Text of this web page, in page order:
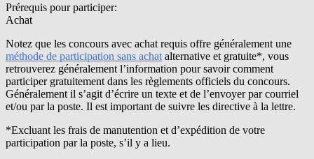
Prérequis pour participer:
Achat
Notez que les concours avec achat requis offre généralement une
méthode de participation sans achat alternative et gratuite*, vous
retrouverez généralement l’information pour savoir comment
participer gratuitement dans les règlements officiels du concours.
Généralement il s’agit d’écrire un texte et de l’envoyer par courriel
et/ou par la poste. Il est important de suivre les directive à la lettre.
*Excluant les frais de manutention et d’expédition de votre
participation par la poste, s’il y a lieu.